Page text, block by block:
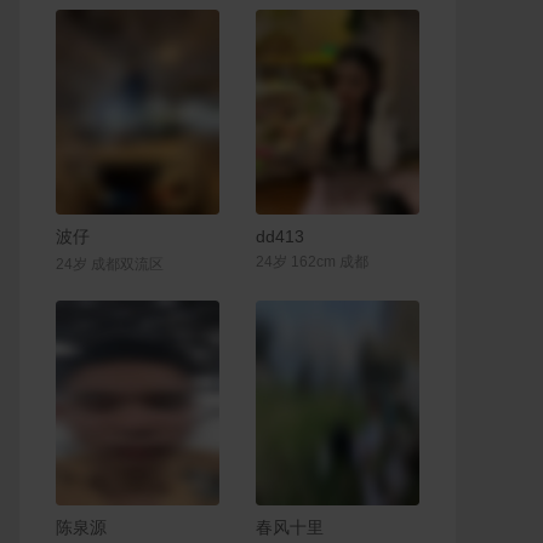
波仔
24岁 成都双流区
dd413
24岁 162cm 成都
陈泉源 联系Ta
春风十里